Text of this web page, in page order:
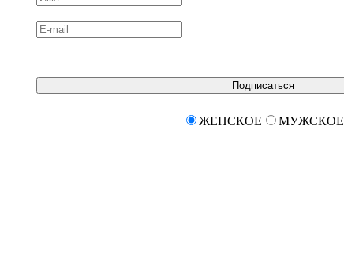
Подписаться
ЖЕНСКОЕ МУЖСКОЕ